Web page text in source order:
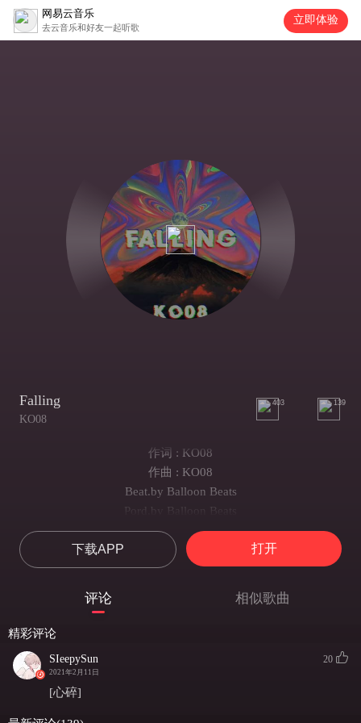
网易云音乐
去云音乐和好友一起听歌
立即体验
Falling
KO08
403 139
作词 : KO08
作曲 : KO08
Beat.by Balloon Beats
Pord.by Balloon Beats
HOOK
当我睡醒 太阳逐渐falling
你的背影 和地板上的倒影
靠近 你表情 你声音 变得 无聊
下载APP 打开
评论 相似歌曲
精彩评论
SIeepySun
2021年2月11日
20
[心碎]